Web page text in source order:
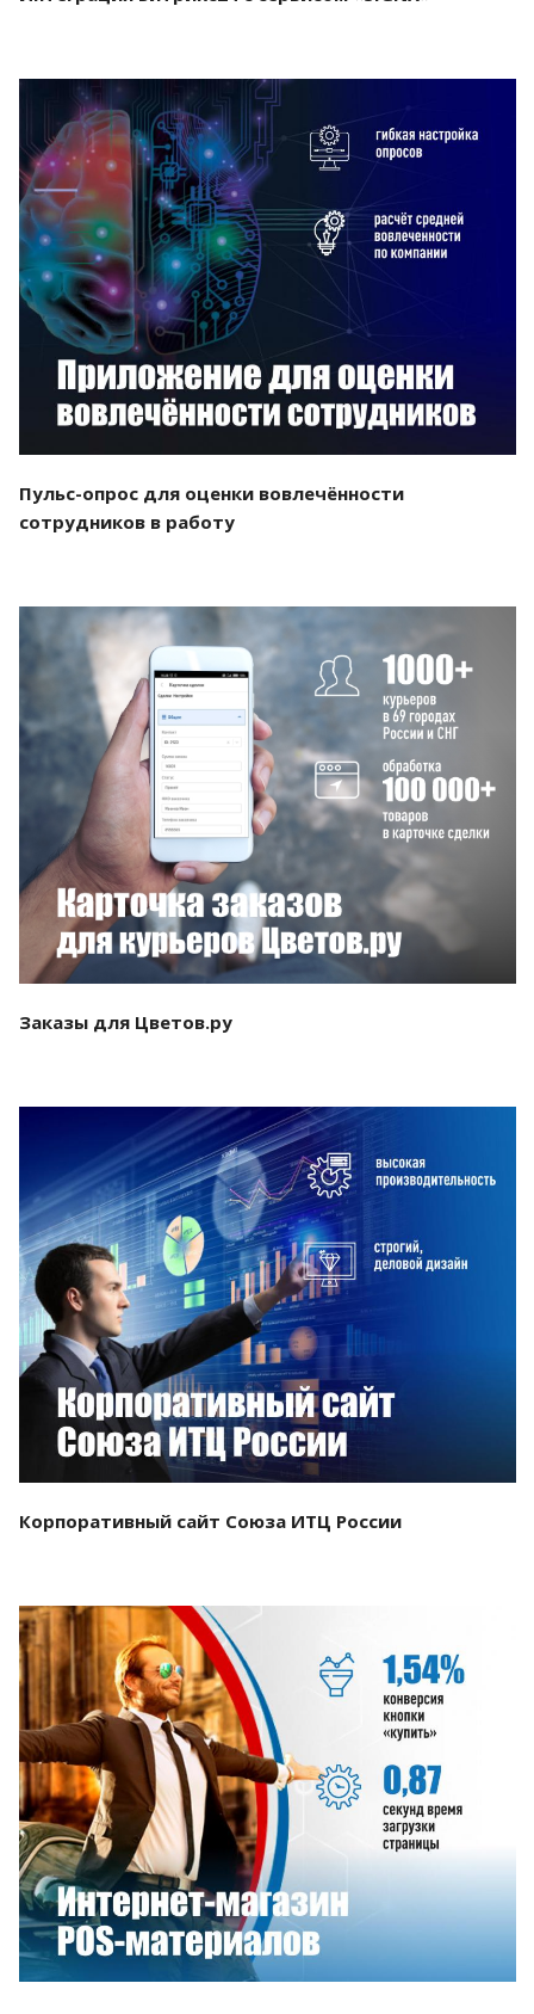
Смотреть проект
Пульс-опрос для оценки вовлечённости
сотрудников в работу
Смотреть проект
Заказы для Цветов.ру
Смотреть проект
Корпоративный сайт Союза ИТЦ России
Смотреть проект